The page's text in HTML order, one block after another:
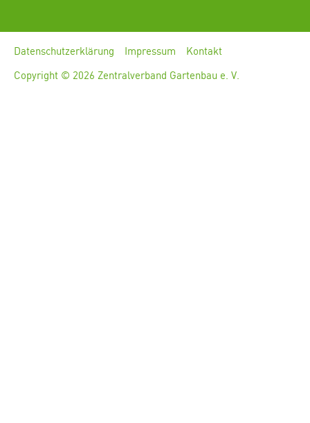
Datenschutzerklärung Impressum Kontakt
Copyright © 2026 Zentralverband Gartenbau e. V.